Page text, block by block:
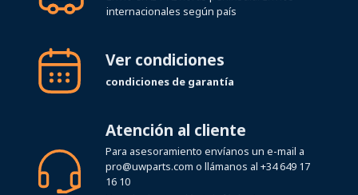
condiciones de garantía
Para asesoramiento envíanos un e-mail a
pro@uwparts.com o llámanos al
16 10
Horario de atención telefónica Lunes a
Viernes de 08:00 a 19:00